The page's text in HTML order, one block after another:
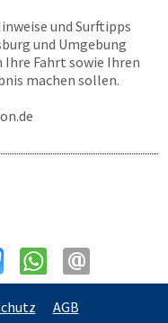
und Surftipps
und Umgebung
Ihre Fahrt sowie Ihren
machen sollen.
AGB